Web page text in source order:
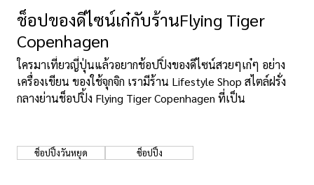
ช็อปของดีไซน์เก๋กับร้านFlying Tiger
Copenhagen
ใครมาเที่ยวญี่ปุ่นแล้วอยากช้อปปิ้งของดีไซน์สวยๆเก๋ๆ อย่าง
เครื่องเขียน ของใช้จุกจิก เรามีร้าน Lifestyle Shop สไตล์ฝรั่ง
กลางย่านช็อปปิ้ง Flying Tiger Copenhagen ที่เป็น
ช็อปปิ้งวันหยุด ช็อปปิ้ง